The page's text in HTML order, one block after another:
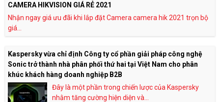
CAMERA HIKVISION GIÁ RẺ 2021
Nhận ngay giá ưu đãi khi lắp đặt Camera camera hik 2021 trọn bộ
giá...
Kaspersky vừa chỉ định Công ty cổ phần giải pháp công nghệ
Sonic trở thành nhà phân phối thứ hai tại Việt Nam cho phân
khúc khách hàng doanh nghiệp B2B
Đây là một phần trong chiến lược của Kaspersky
nhằm tăng cường hiện diện và...